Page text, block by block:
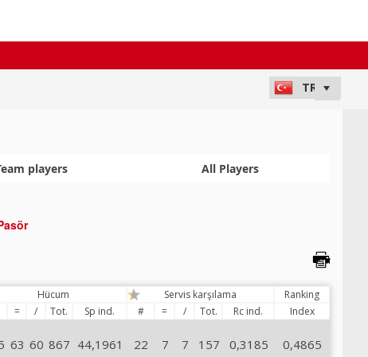
players All Players
Hücum Servis karşılama
Ranking
= / Tot. Sp ind. # = / Tot. Rc ind. Index
63 60 867 44,1961 22 7 7 157 0,3185 0,4865